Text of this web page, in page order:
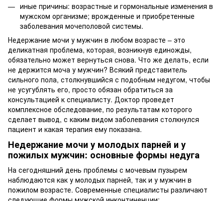
иные причины: возрастные и гормональные изменения в
мужском организме; врожденные и приобретенные
заболевания мочеполовой системы.
Недержание мочи у мужчин в любом возрасте – это
деликатная проблема, которая, возникнув единожды,
обязательно может вернуться снова. Что же делать, если
не держится моча у мужчин? Всякий представитель
сильного пола, столкнувшийся с подобным недугом, чтобы
не усугублять его, просто обязан обратиться за
консультацией к специалисту. Доктор проведет
комплексное обследование, по результатам которого
сделает вывод, с каким видом заболевания столкнулся
пациент и какая терапия ему показана.
Недержание мочи у молодых парней и у
пожилых мужчин: основные формы недуга
На сегодняшний день проблемы с мочевым пузырем
наблюдаются как у молодых парней, так и у мужчин в
пожилом возрасте. Современные специалисты различают